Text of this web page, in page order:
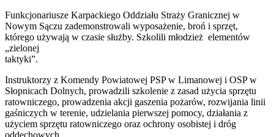
Funkcjonariusze Karpackiego Oddziału Straży Granicznej w
Nowym Sączu zademonstrowali wyposażenie, broń i sprzęt,
którego używają w czasie służby. Szkolili młodzież elementów
„zielonej
Instruktorzy z Komendy Powiatowej PSP w Limanowej i OSP w
Słopnicach Dolnych, prowadzili szkolenie z zasad użycia sprzętu
ratowniczego, prowadzenia akcji gaszenia pożarów, rozwijania linii
gaśniczych w terenie, udzielania pierwszej pomocy, działania z
użyciem sprzętu ratowniczego oraz ochrony osobistej i dróg
oddechowych.